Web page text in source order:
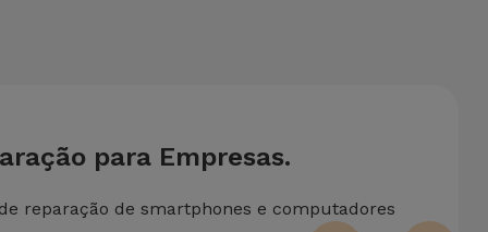
para Empresas.
reparação de smartphones e computadores